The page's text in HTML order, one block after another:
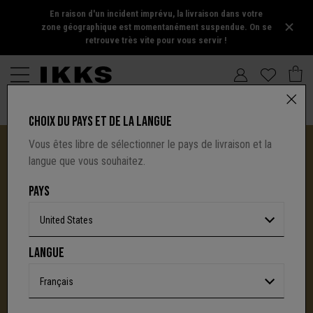
En raison d'un incident imprévu, la livraison dans votre
zone géographique est momentanément suspendue. On se
retrouve très vite pour vous servir !
UNE NOUVELLE PAGE S'ÉCRIT AVEC IKKS
C'est la fin d'une aventure : le site I.Code ferme
définitivement.Mais l'audace, la créativité
CHOIX DU PAYS ET DE LA LANGUE
Vous êtes libre de sélectionner le pays de livraison et la
langue que vous souhaitez.
PAYS
United States
LANGUE
Français